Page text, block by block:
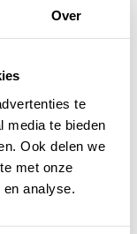
Over
te
media te bieden
Ook delen we
met onze
analyse.
grote
een